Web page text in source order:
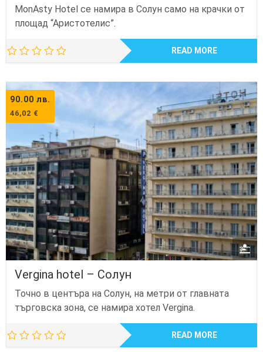
MonAsty Hotel се намира в Солун само на крачки от
площад “Аристотелис”.
READ MORE
90.00 лв.
46,02 €
Vergina hotel – Солун
Точно в центъра на Солун, на метри от главната
търговска зона, се намира хотел Vergina.
READ MORE